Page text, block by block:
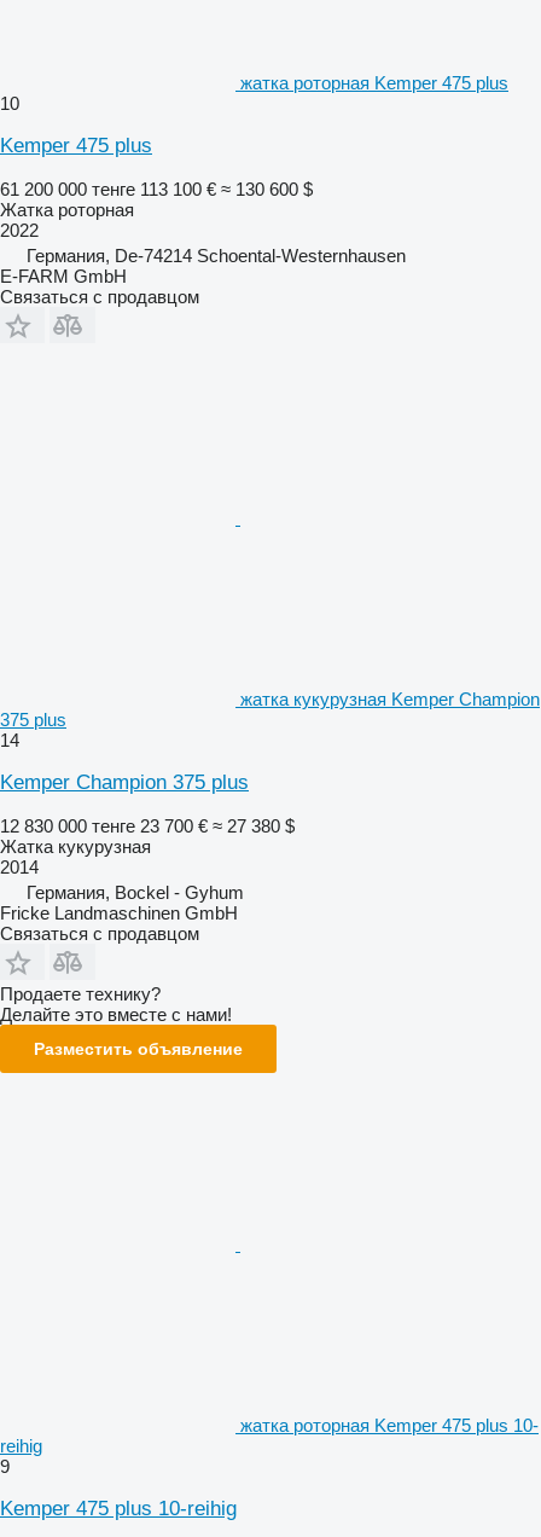
жатка роторная Kemper 475 plus
10
Kemper 475 plus
61 200 000 тенге 113 100 € ≈ 130 600 $
Жатка роторная
2022
Германия, De-74214 Schoental-Westernhausen
E-FARM GmbH
Связаться с продавцом
жатка кукурузная Kemper Champion
375 plus
14
Kemper Champion 375 plus
12 830 000 тенге 23 700 € ≈ 27 380 $
Жатка кукурузная
2014
Германия, Bockel - Gyhum
Fricke Landmaschinen GmbH
Связаться с продавцом
Продаете технику?
Делайте это вместе с нами!
Разместить объявление
жатка роторная Kemper 475 plus 10-
reihig
9
Kemper 475 plus 10-reihig